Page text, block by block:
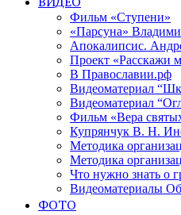
Фильм «Ступени»
«Парсуна»
Апокалипсис.
Проект «Расскажи
В Православии.рф
Видеоматериал
Видеоматериал
Фильм «Вера
Купрянчук В. Н.
Методика
Методика
Что нужно знать о
Видеоматериалы
ФОТО